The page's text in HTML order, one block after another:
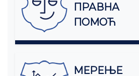
ПРАВНА
ПОМОЋ
МЕРЕЊЕ